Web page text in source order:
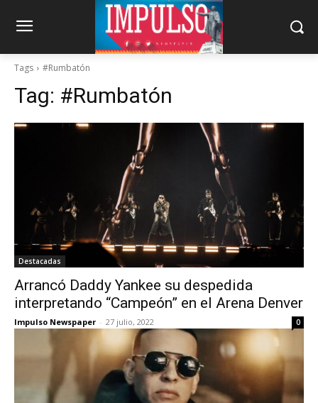
Tags #Rumbatón
Tag: #Rumbatón
Destacadas
Arrancó Daddy Yankee su despedida
interpretando “Campeón” en el Arena Denver
Impulso Newspaper - 27 julio, 2022 0